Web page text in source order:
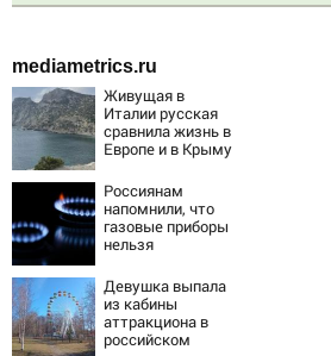
mediametrics.ru
Живущая в
Италии русская
сравнила жизнь в
Европе и в Крыму
Россиянам
напомнили, что
газовые приборы
нельзя
самостоятельно
Девушка выпала
из кабины
аттракциона в
российском